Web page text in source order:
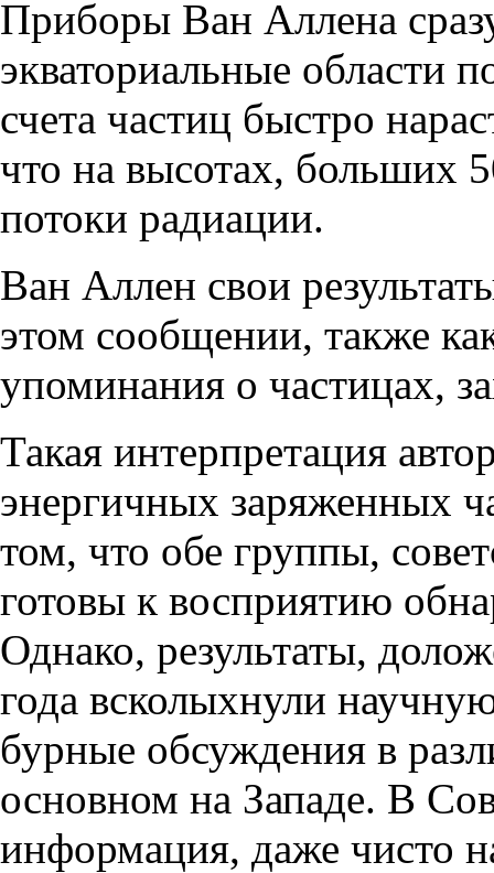
Приборы Ван Аллена
экваториальные области
счета частиц быстро
что на высотах, больших
потоки радиации.
Ван Аллен свои
этом сообщении, также
упоминания о частицах,
Такая интерпретация
энергичных заряженных
том, что обе группы,
готовы к восприятию
Однако, результаты,
года всколыхнули
бурные обсуждения в
основном на Западе. В
информация, даже чисто